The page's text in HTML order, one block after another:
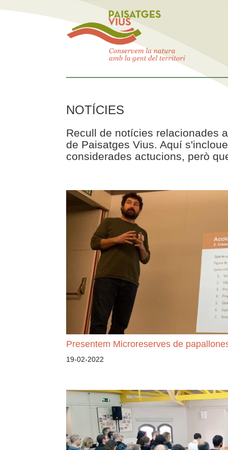
NOTÍCIES
Recull de notícies relacionades
de Paisatges Vius. Aquí
considerades actucions, però
Presentem Microreserves de
19-02-2022